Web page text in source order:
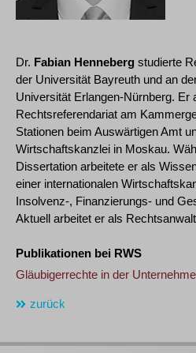
Dr. Fabian Henneberg studierte
der Universität Bayreuth und an
Universität Erlangen-Nürnberg. Er
Rechtsreferendariat am
Stationen beim Auswärtigen Amt
Wirtschaftskanzlei in Moskau.
Dissertation arbeitete er als
einer internationalen
Insolvenz-, Finanzierungs- und
Aktuell arbeitet er als
Publikationen bei RWS
Gläubigerrechte in der
zurück